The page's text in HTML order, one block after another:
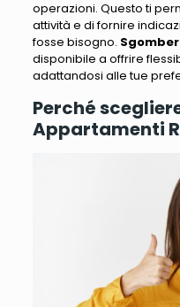
operazioni. Questoti
attività e di fornire
fosse bisogno.
disponibile a offrire
adattandosi alle tue
Perché
Appartamenti